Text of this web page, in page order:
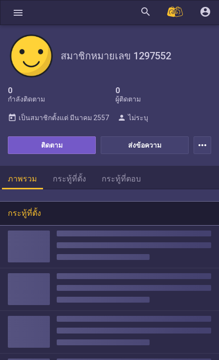
menu search account_circle
สมาชิกหมายเลข 1297552
0
กำลังติดตาม
0
ผู้ติดตาม
ส่งข้อความ
ติดตาม
today เป็นสมาชิกตั้งแต่ มีนาคม 2557 person ไม่ระบุ
more_horiz
ภาพรวม กระทู้ที่ตั้ง กระทู้ที่ตอบ
กระทู้ที่ตั้ง